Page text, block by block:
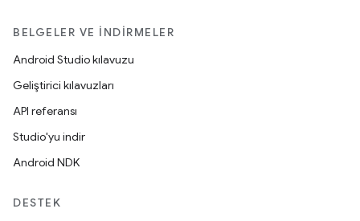
BELGELER VE İNDIRMELER
Android Studio kılavuzu
Geliştirici kılavuzları
API referansı
Studio'yu indir
Android NDK
DESTEK